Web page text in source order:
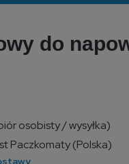
do
osobisty / wysyłka)
Paczkomaty(Polska)